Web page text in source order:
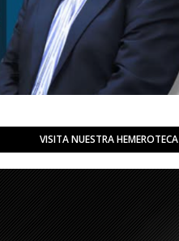
VISITA NUESTRA HEMEROTECA